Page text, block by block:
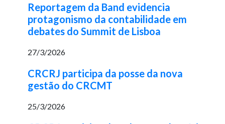
Reportagem da Band evidencia
protagonismo da contabilidade em
debates do Summit de Lisboa
27/3/2026
CRCRJ participa da posse da nova
gestão do CRCMT
25/3/2026